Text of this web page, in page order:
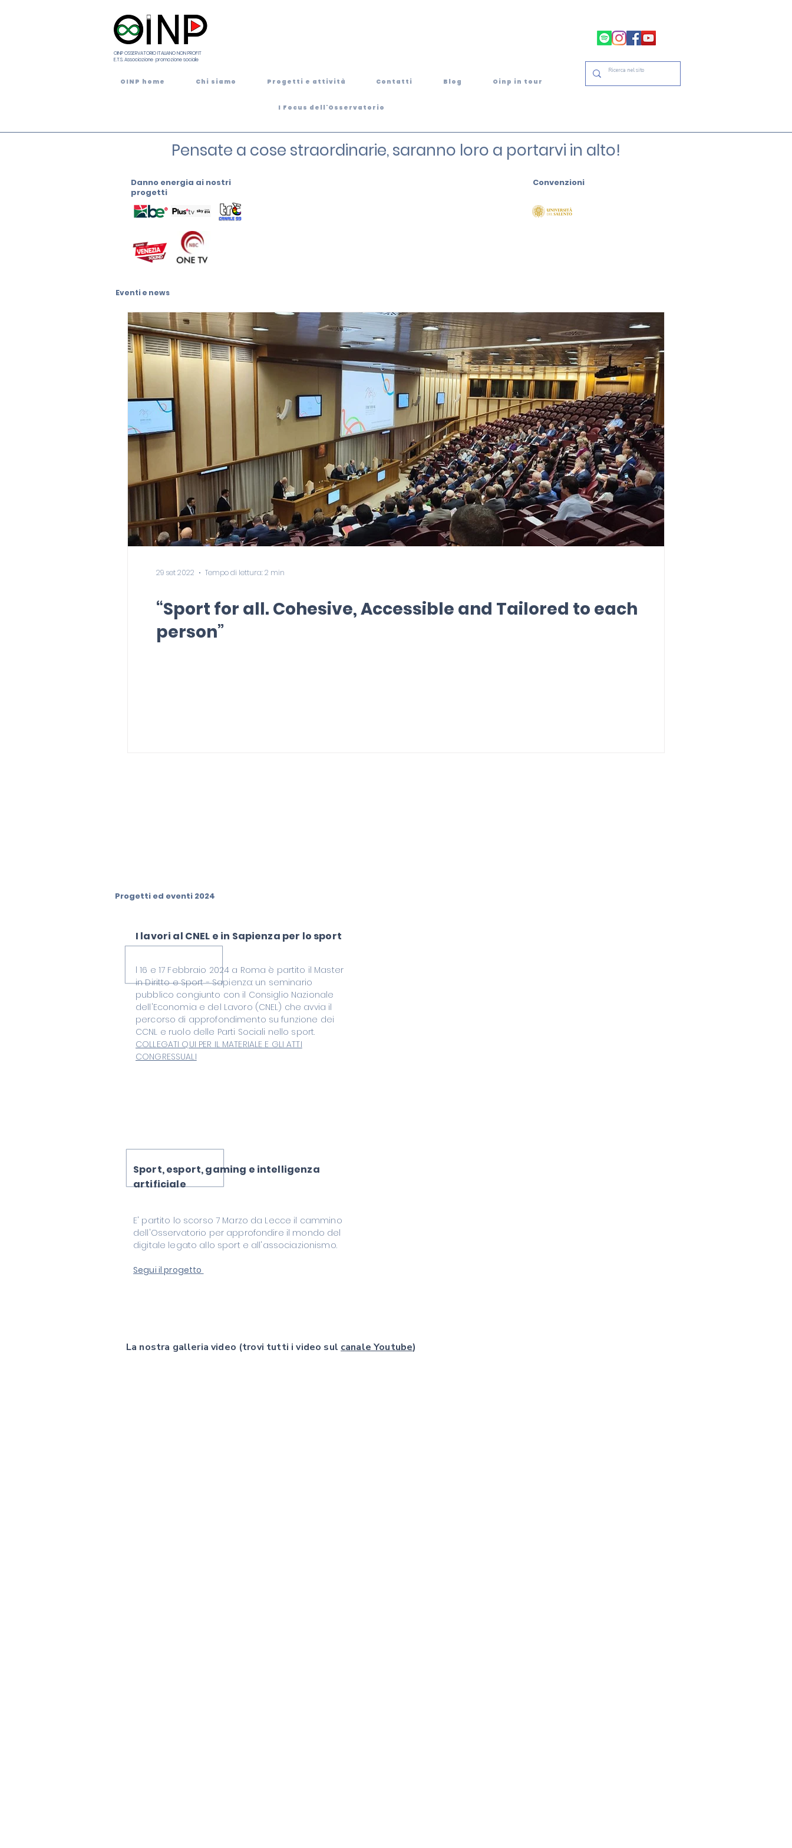
OINP OSSERVATORIO ITALIANO NON PROFIT
E.T.S. Associazione promozione sociale
OINP home Chi siamo Progetti e attività Contatti Blog Oinp in tour
I Focus dell'Osservatorio
Pensate a cose straordinarie, saranno loro a portarvi in alto!
Danno energia ai nostri
progetti
Convenzioni
Eventi e news
“Sport for all. Cohesive, Accessible and Tailored to each
person”
29 set 2022 Tempo di lettura: 2 min
I lavori al CNEL e in Sapienza per lo sport
l 16 e 17 Febbraio 2024 a Roma è partito il Master
in Diritto e Sport - Sapienza: un seminario
pubblico congiunto con il Consiglio Nazionale
dell'Economia e del Lavoro (CNEL) che avvia il
percorso di approfondimento su funzione dei
CCNL e ruolo delle Parti Sociali nello sport.
COLLEGATI QUI PER IL MATERIALE E GLI ATTI
CONGRESSUALI
Progetti ed eventi 2024
Sport, esport, gaming e intelligenza
artificiale
E' partito lo scorso 7 Marzo da Lecce il cammino
dell'Osservatorio per approfondire il mondo del
digitale legato allo sport e all'associazionismo.
Segui il progetto
La nostra galleria video (trovi tutti i video sul canale Youtube)